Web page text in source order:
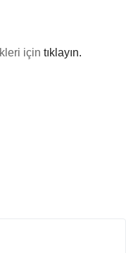
için tıklayın.